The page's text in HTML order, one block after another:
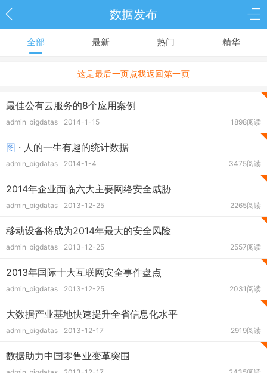
数据发布
全部 最新 热门 精华
这是最后一页点我返回第一页
最佳公有云服务的8个应用案例
admin_bigdatas 2014-1-15 1898阅读
图 · 人的一生有趣的统计数据
admin_bigdatas 2014-1-4 3475阅读
2014年企业面临六大主要网络安全威胁
admin_bigdatas 2013-12-25 2265阅读
移动设备将成为2014年最大的安全风险
admin_bigdatas 2013-12-25 2557阅读
2013年国际十大互联网安全事件盘点
admin_bigdatas 2013-12-25 2031阅读
大数据产业基地快速提升全省信息化水平
admin_bigdatas 2013-12-17 2919阅读
数据助力中国零售业变革突围